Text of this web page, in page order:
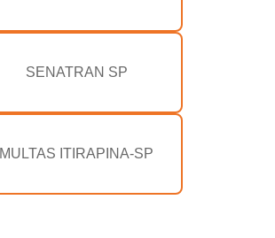
SENATRAN SP
MULTAS ITIRAPINA-SP